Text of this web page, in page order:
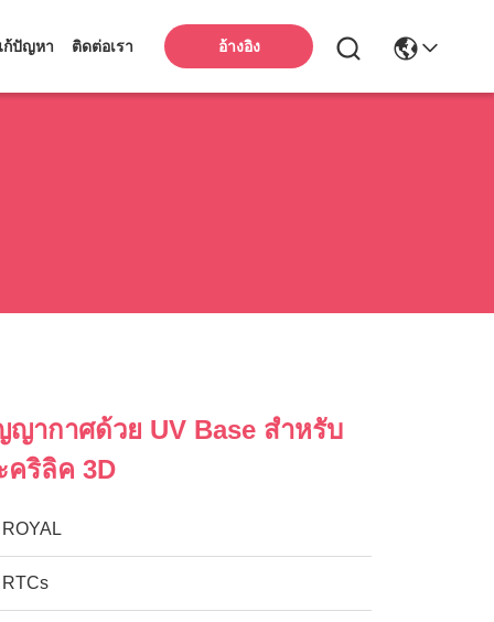
ก้ปัญหา ติดต่อเรา อ้างอิง
ญากาศด้วย UV Base สำหรับ
คริลิค 3D
ROYAL
RTCs